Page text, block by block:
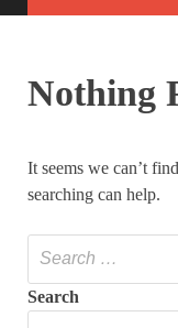
Nothing
It seems we can’t
searching can help.
Search